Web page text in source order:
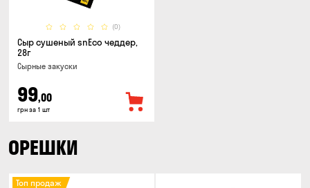
(0)
Сыр сушеный snEco чеддер,
28г
Cырные закуски
99,00
грн за 1 шт
ОРЕШКИ
Топ продаж